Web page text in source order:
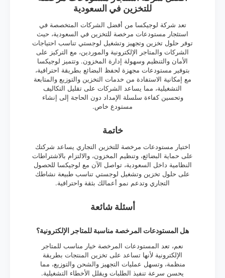
للتخزين في السعودية
تعد شركة لوجيكسا من أفضل الشركات المتخصصة في
استئجار مستودعات مرخصة للتخزين في السعودية، حيث
توفر حلول تخزين وتجهيز وتشغيل لوجستي تناسب احتياجات
الشركات والمتاجر الإلكترونية والموردين، مع التركيز على
الأمان والتنظيم وسهولة إدارة المخزون. وتتميز لوجيكسا
بتوفير مستودعات مجهزة لحفظ البضائع بطريقة احترافية،
مع إمكانية الاستفادة من خدمات التخزين والتوزيع والمتابعة
التشغيلية، مما يساعد الشركات على تقليل التكاليف
وتحسين كفاءة سلسلة الإمداد دون الحاجة إلى إنشاء
مستودع خاص.
خاتمة
اختيار مستودعات مرخصة للتخزين التجاري يساعد شركتك
على حماية البضائع، وتنظيم المخزون، والالتزام بالاشتراطات
النظامية داخل السعودية، تواصل الآن مع لوجيكسا للحصول
على حلول تخزين وتشغيل لوجستي تناسب طبيعة نشاطك
التجاري وتدعم نمو أعمالك بثقة واحترافية.
أسئلة شائعة
هل المستودعات المرخصة مناسبة للمتاجر الإلكترونية؟
نعم، تعد المستودعات المرخصة خيار مناسب للمتاجر
الإلكترونية لأنها تساعد على تخزين المنتجات بطريقة
منظمة، وتسهل عمليات التجهيز والشحن والتوزيع، مما
يحسن سرعة تنفيذ الطلبات ويقلل الأخطاء التشغيلية.